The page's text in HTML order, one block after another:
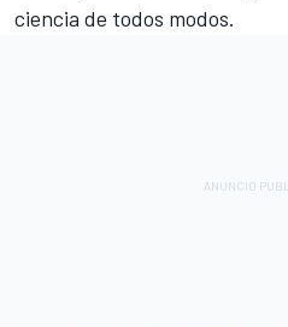
ciencia de todos modos.